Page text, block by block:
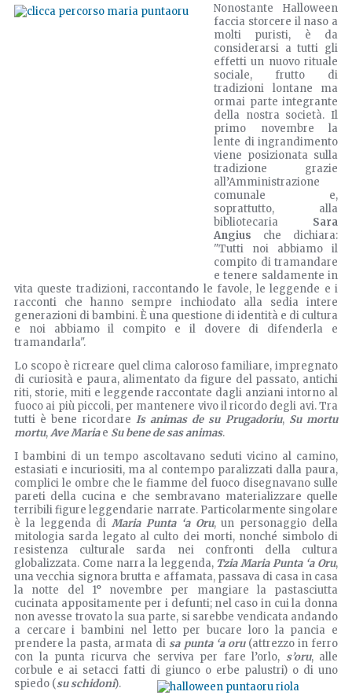
Nonostante Halloween
faccia storcere il naso a
molti puristi, è da
considerarsi a tutti gli
effetti un nuovo rituale
sociale, frutto di
tradizioni lontane ma
ormai parte integrante
della nostra società. Il
primo novembre la
lente di ingrandimento
viene posizionata sulla
tradizione grazie
all’Amministrazione
comunale e,
soprattutto, alla
bibliotecaria Sara
Angius che dichiara:
"Tutti noi abbiamo il
compito di tramandare
e tenere saldamente in
vita queste tradizioni, raccontando le favole, le leggende e i
racconti che hanno sempre inchiodato alla sedia intere
generazioni di bambini. È una questione di identità e di cultura
e noi abbiamo il compito e il dovere di difenderla e
tramandarla".
Lo scopo è ricreare quel clima caloroso familiare, impregnato
di curiosità e paura, alimentato da figure del passato, antichi
riti, storie, miti e leggende raccontate dagli anziani intorno al
fuoco ai più piccoli, per mantenere vivo il ricordo degli avi. Tra
tutti è bene ricordare Is animas de su Prugadoriu, Su mortu
mortu,Ave Mariae Su bene de sas animas.
I bambini di un tempo ascoltavano seduti vicino al camino,
estasiati e incuriositi, ma al contempo paralizzati dalla paura,
complici le ombre che le fiamme del fuoco disegnavano sulle
pareti della cucina e che sembravano materializzare quelle
terribili figure leggendarie narrate. Particolarmente singolare
è la leggenda diMaria Punta ‘a Oru, un personaggio della
mitologia sarda legato al culto dei morti, nonché simbolo di
resistenza culturale sarda nei confronti della cultura
globalizzata. Come narra la leggenda, Tzia Maria Punta ‘a Oru,
una vecchia signora brutta e affamata, passava di casa in casa
la notte del 1° novembre per mangiare la pastasciutta
cucinata appositamente per i defunti; nel caso in cui la donna
non avesse trovato la sua parte, si sarebbe vendicata andando
a cercare i bambini nel letto per bucare loro la pancia e
prendere la pasta, armata di sa punta ‘a oru(attrezzo in ferro
con la punta ricurva che serviva per fare l’orlo, s’oru, alle
corbule e ai setacci fatti di giunco o erbe palustri) o di uno
spiedo (su schidoni).